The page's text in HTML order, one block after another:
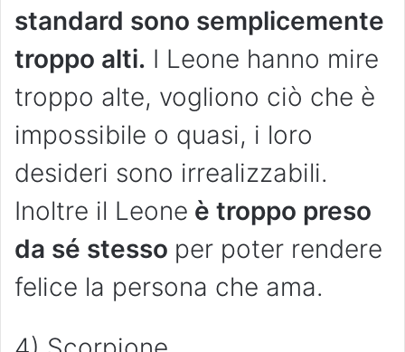
standard sono semplicemente
troppo alti. I Leone hanno mire
troppo alte, vogliono ciò che è
impossibile o quasi, i loro
desideri sono irrealizzabili.
Inoltre il Leone è troppo preso
da sé stesso per poter rendere
felice la persona che ama.